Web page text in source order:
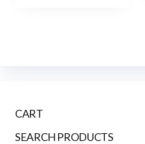
CART
SEARCH PRODUCTS